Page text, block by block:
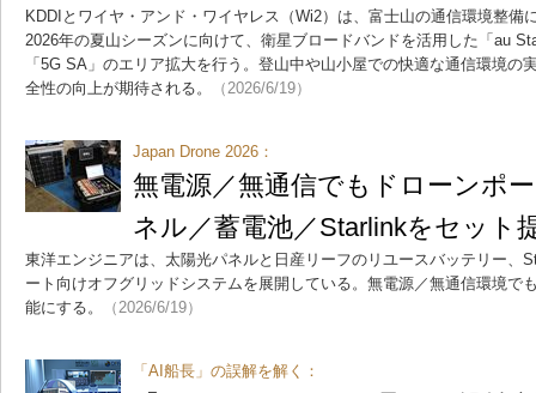
KDDIとワイヤ・アンド・ワイヤレス（Wi2）は、富士山の通信環境整備
2026年の夏山シーズンに向けて、衛星ブロードバンドを活用した「au
「5G SA」のエリア拡大を行う。登山中や山小屋での快適な通信環境の
全性の向上が期待される。
（2026/6/19）
Japan Drone 2026：
無電源／無通信でもドローンポ
ネル／蓄電池／Starlinkをセット
東洋エンジニアは、太陽光パネルと日産リーフのリユースバッテリー、
ート向けオフグリッドシステムを展開している。無電源／無通信環境で
能にする。
（2026/6/19）
「AI船長」の誤解を解く：